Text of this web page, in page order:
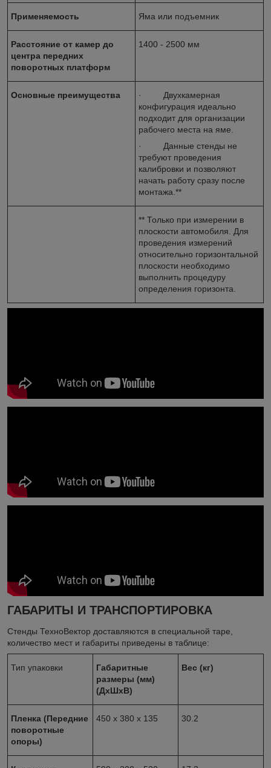
Применяемость Яма или подъемник
Расстояние от камер до
центра передних
поворотных платформ
1400 - 2500 мм
Основные преимущества
· Двухкамерная
конфигурация идеально
подходит для организации
рабочего места на яме.
· Данные стенды не
требуют проведения
калибровки и позволяют
начать работу сразу после
монтажа.**
** Только при измерении в
плоскости автомобиля. Для
проведения измерений
относительно горизонтальной
плоскости необходимо
выполнить процедуру
определения горизонта.
ГАБАРИТЫ И ТРАНСПОРТИРОВКА
Стенды ТехноВектор доставляются в специальной таре,
количество мест и габариты приведены в таблице:
Тип упаковки
Габаритные
размеры (мм)
(ДхШхВ)
Вес (кг)
Пленка (Передние
поворотные
опоры)
450 x 380 x 135 30.2